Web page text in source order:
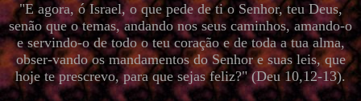
"E agora, ó Israel, o que pede de ti o Senhor, teu Deus,
senão que o temas, andando nos seus caminhos, amando-o
e servindo-o de todo o teu coração e de toda a tua alma,
obser-vando os mandamentos do Senhor e suas leis, que
hoje te prescrevo, para que sejas feliz?" (Deu 10,12-13).